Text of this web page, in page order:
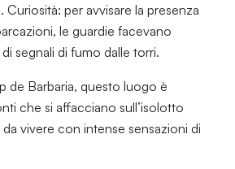
Curiosità: per avvisare la presenza
le guardie facevano
segnali di fumo dalle torri.
de Barbaria, questo luogo è
che si affacciano sull’isolotto
vivere con intense sensazioni di